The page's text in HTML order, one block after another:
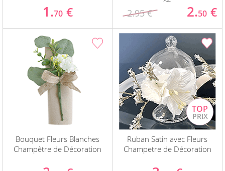
1.70 € 2.95 € 2.50 €
Bouquet Fleurs Blanches
Champêtre de Décoration
Ruban Satin avec Fleurs
Champetre de Décoration